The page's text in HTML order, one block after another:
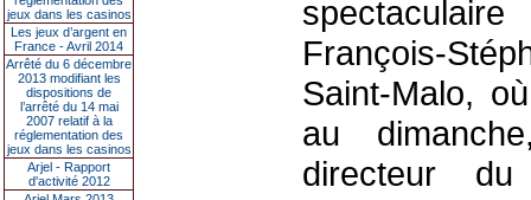
jeux dans les casinos
Les jeux d’argent en
France - Avril 2014
Arrêté du 6 décembre
2013 modifiant les
dispositions de
l’arrêté du 14 mai
2007 relatif à la
réglementation des
jeux dans les casinos
Arjel - Rapport
d'activité 2012
François-
Saint-Malo,
au
directeur